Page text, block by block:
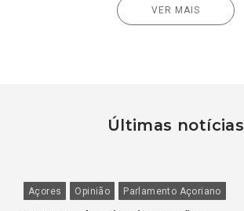
VER MAIS
Últimas notícias
Açores Opinião Parlamento Açoriano